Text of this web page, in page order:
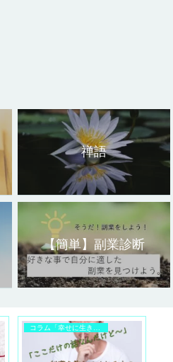
禅語
【簡単】副業診断